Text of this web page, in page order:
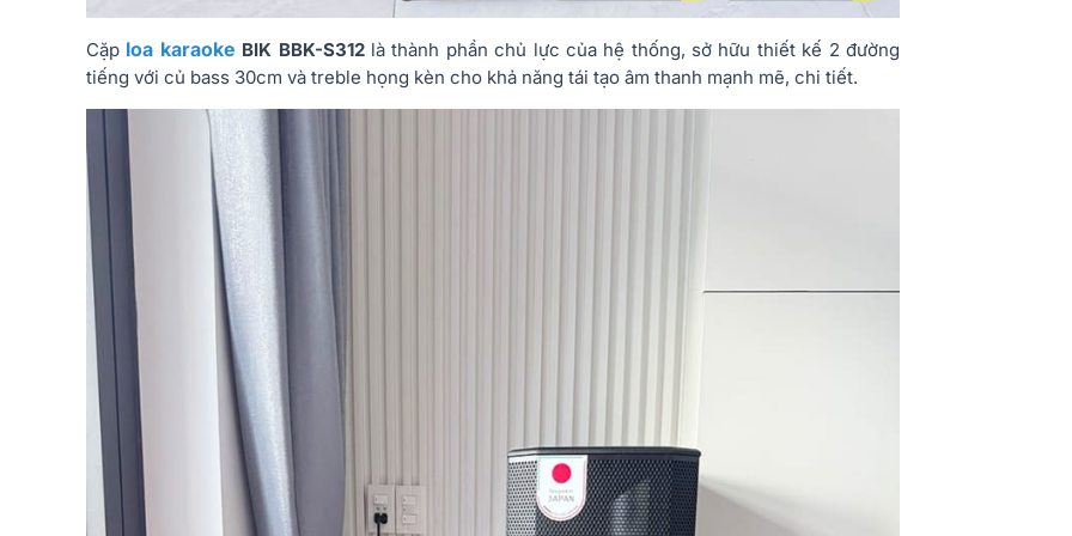
Cặp loa karaoke BIK BBK-S312là thành phần chủ lực của hệ thống, sở hữu thiết kế 2 đường
tiếng với củ bass 30cm và treble họng kèn cho khả năng tái tạo âm thanh mạnh mẽ, chi tiết.